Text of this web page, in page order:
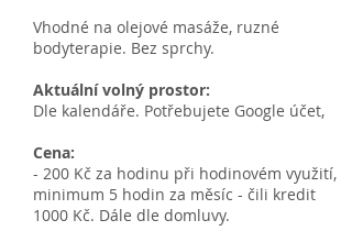
Vhodné na olejové masáže, ruzné
bodyterapie. Bez sprchy.
Aktuální volný prostor:
Dle kalendáře. Potřebujete Google účet,
Cena:
- 200 Kč za hodinu při hodinovém využití,
minimum 5 hodin za měsíc - čili kredit
1000 Kč. Dále dle domluvy.